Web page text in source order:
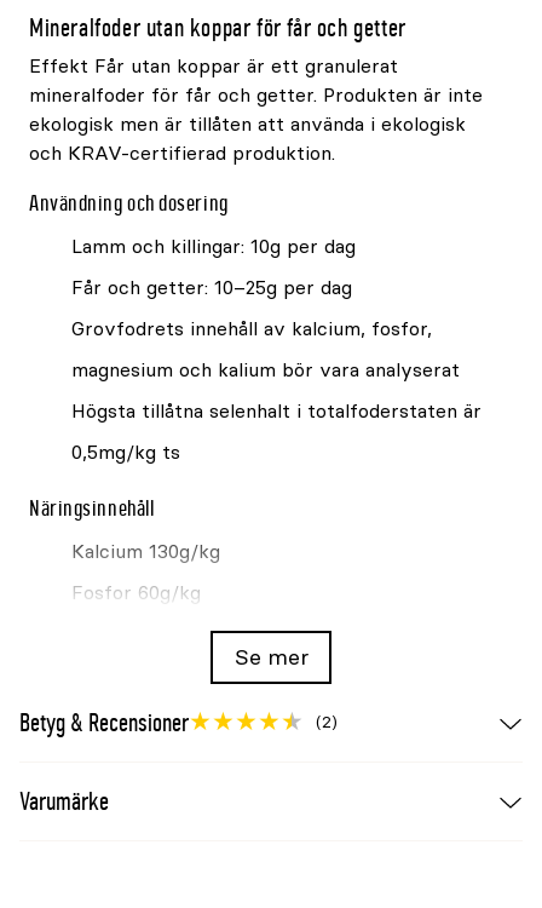
Mineralfoder utan koppar för får och getter
Effekt Får utan koppar är ett granulerat
mineralfoder för får och getter. Produkten är inte
ekologisk men är tillåten att använda i ekologisk
och KRAV-certifierad produktion.
Användning och dosering
Lamm och killingar: 10g per dag
Får och getter: 10–25g per dag
Grovfodrets innehåll av kalcium, fosfor,
magnesium och kalium bör vara analyserat
Högsta tillåtna selenhalt i totalfoderstaten är
0,5mg/kg ts
Näringsinnehåll
Kalcium 130g/kg
Fosfor 60g/kg
Kalium 2,5g/kg
Svavel 6g/kg
Se mer
Betyg & Recensioner (2)
Varumärke